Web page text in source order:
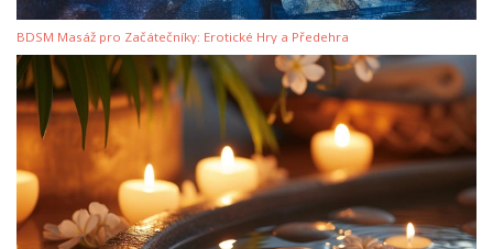
BDSM Masáž pro Začátečníky: Erotické Hry a Předehra